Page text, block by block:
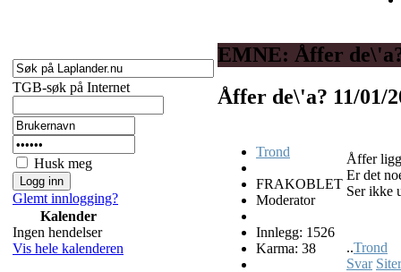
TGB-søk på Internet
Husk meg
Glemt innlogging?
Kalender
Ingen hendelser
Vis hele kalenderen
EMNE: Åffer
Åffer de\'a? 11/01/
Trond
FRAKOBLET
Moderator
Innlegg: 1526
Karma: 38
Åffer
Er det
Ser ikke
..Trond
Svar Siter